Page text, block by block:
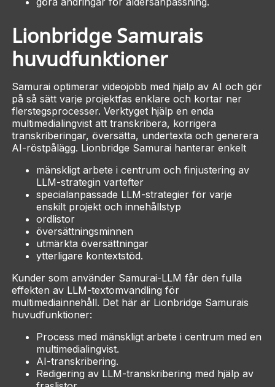
Lionbridge Samurais
huvudfunktioner
Samurai optimerar videojobb med hjälp av AI och gör
på så sätt varje projektfas enklare och kortar ner
flerstegsprocesser. Verktyget hjälp en enda
multimedialingvist att transkribera, korrigera
transkriberingar, översätta, undertexta och generera
AI-röstpålägg. Lionbridge Samurai hanterar enkelt
mänskligt arbete i centrum och finjustering av
LLM-strategin vartefter
specialanpassade LLM-strategier för varje
enskilt projekt och innehållstyp
ordlistor
översättningsminnen
utmärkta översättningar
ytterligare kontextstöd.
Kunder som använder Samurai-LLM får den fulla
effekten av LLM-textomvandling för
multimediainnehåll. Det här är Lionbridge Samurais
huvudfunktioner:
Process med mänskligt arbete i centrum med en
multimedialingvist.
AI-transkribering.
Redigering av LLM-transkribering med hjälp av